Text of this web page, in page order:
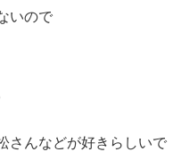
いので
さんなどが好きらしいで